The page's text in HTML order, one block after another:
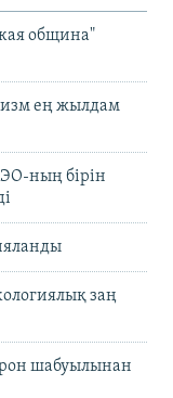
община"
ең жылдам
ның бірін
заң
шабуылынан